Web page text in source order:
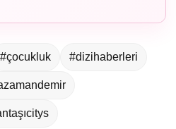
#çocukluk #dizihaberleri